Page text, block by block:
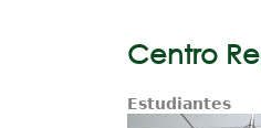
estáCentro
Estudiantes